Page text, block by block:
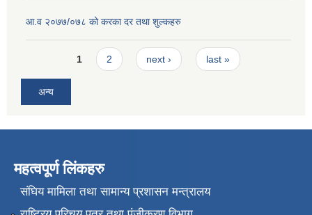
आ.व २०७७/०७८ को करका दर तथा शुल्कहरु
Pages1 2 next › last »
अन्य
महत्वपूर्ण लिंकहरु
संघिय मामिला तथा सामान्य प्रशासन मन्त्रालय